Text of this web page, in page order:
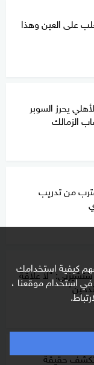
كيفية استخدامك
استخدام موقعنا ،
على العين وهذا
يحرز السوبر
الزمالك
من تدريب
شتشيزني: "لا علاقة
حقيقة